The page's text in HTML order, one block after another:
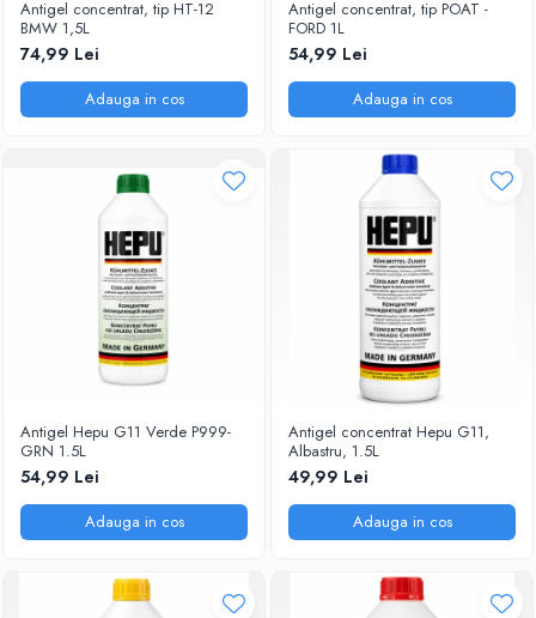
Antigel concentrat, tip HT-12
BMW 1,5L
74,99 Lei
Adauga in cos
Antigel concentrat, tip POAT -
FORD 1L
54,99 Lei
Adauga in cos
Antigel Hepu G11 Verde P999-
GRN 1.5L
54,99 Lei
Adauga in cos
Antigel concentrat Hepu G11,
Albastru, 1.5L
49,99 Lei
Adauga in cos